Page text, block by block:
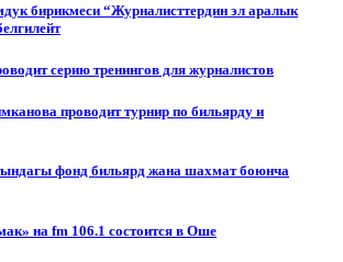
бирикмеси “Журналисттердин эл аралык
серию тренингов для журналистов
проводит турнир по бильярду и
фонд бильярд жана шахмат боюнча
на fm 106.1 состоится в Оше